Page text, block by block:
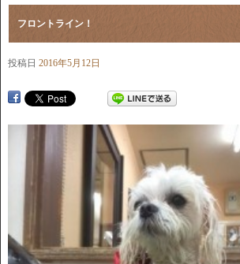
フロントライン！
投稿日 2016年5月12日